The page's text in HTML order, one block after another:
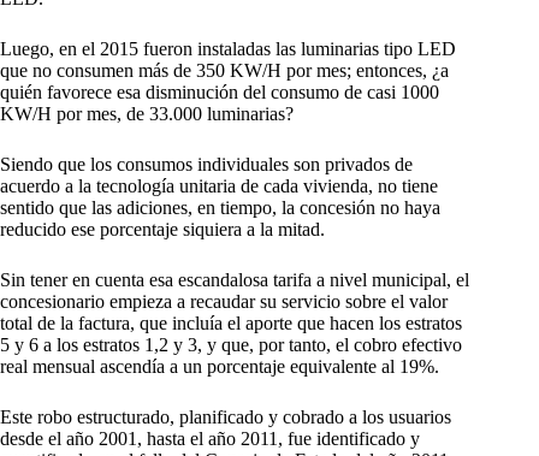
Luego, en el 2015 fueron instaladas las luminarias tipo LED
que no consumen más de 350 KW/H por mes; entonces, ¿a
quién favorece esa disminución del consumo de casi 1000
KW/H por mes, de 33.000 luminarias?
Siendo que los consumos individuales son privados de
acuerdo a la tecnología unitaria de cada vivienda, no tiene
sentido que las adiciones, en tiempo, la concesión no haya
reducido ese porcentaje siquiera a la mitad.
Sin tener en cuenta esa escandalosa tarifa a nivel municipal, el
concesionario empieza a recaudar su servicio sobre el valor
total de la factura, que incluía el aporte que hacen los estratos
5 y 6 a los estratos 1,2 y 3, y que, por tanto, el cobro efectivo
real mensual ascendía a un porcentaje equivalente al 19%.
Este robo estructurado, planificado y cobrado a los usuarios
desde el año 2001, hasta el año 2011, fue identificado y